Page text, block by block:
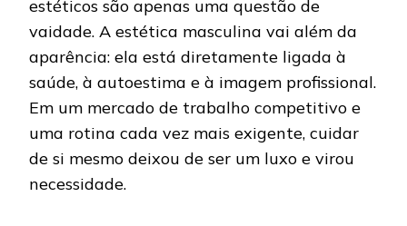
estéticos são apenas uma questão de
vaidade. A estética masculina vai além da
aparência: ela está diretamente ligada à
saúde, à autoestima e à imagem profissional.
Em um mercado de trabalho competitivo e
uma rotina cada vez mais exigente, cuidar
de si mesmo deixou de ser um luxo e virou
necessidade.